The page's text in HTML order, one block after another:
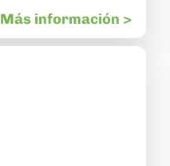
Más información >